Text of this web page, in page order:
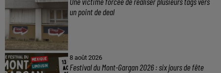
un point de deal
8 août 2026
Festival du Mont-Gargan 2026 : six jours de fête